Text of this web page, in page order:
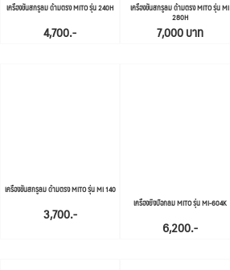
เครื่องขันสกรูลม ด้ามตรง MITO รุ่น 240H
4,700.-
เครื่องขันสกรูลม ด้ามตรง MITO รุ่น MI
280H
7,000 บาท
เครื่องขันสกรูลม ด้ามตรง MITO รุ่น MI 140
3,700.-
เครื่องยิงบ๊อกลม MITO รุ่น MI-604K
6,200.-